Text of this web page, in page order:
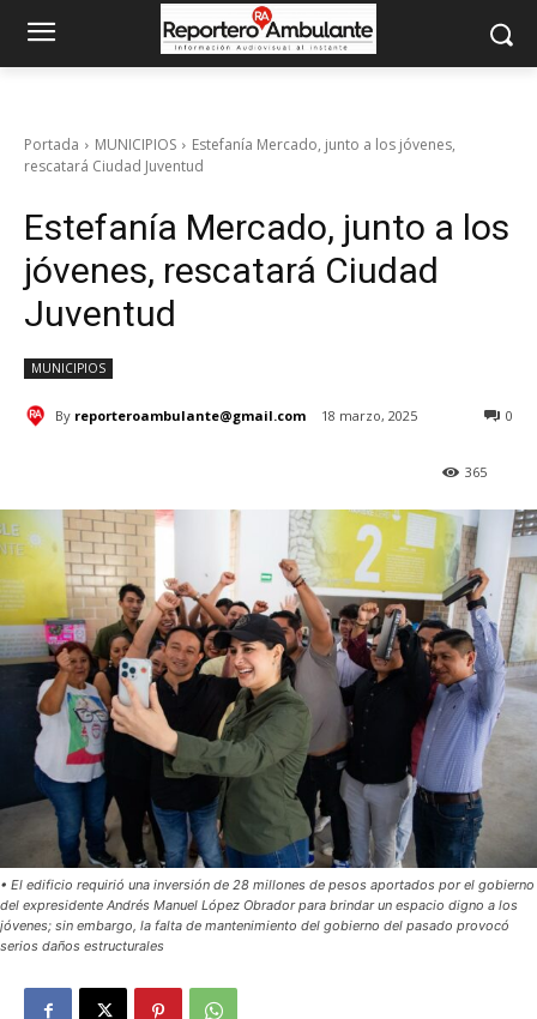
Portada MUNICIPIOS
Estefanía Mercado, junto a los jóvenes,
rescatará Ciudad Juventud
Estefanía Mercado, junto a los
jóvenes, rescatará Ciudad
Juventud
MUNICIPIOS
By reporteroambulante@gmail.com 18 marzo, 2025 0
365
• El edificio requirió una inversión de 28 millones de pesos aportados por el gobierno
del expresidente Andrés Manuel López Obrador para brindar un espacio digno a los
jóvenes; sin embargo, la falta de mantenimiento del gobierno del pasado provocó
serios daños estructurales